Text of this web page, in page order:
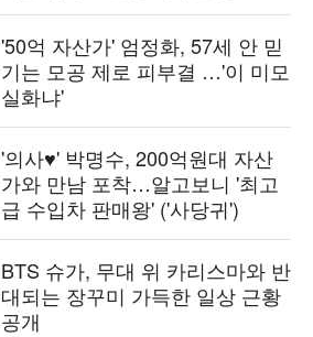
'50억 자산가' 엄정화, 57세 안 믿
기는 모공 제로 피부결 …'이 미모
실화냐'
'의사♥' 박명수, 200억원대 자산
가와 만남 포착…알고보니 '최고
급 수입차 판매왕' ('사당귀')
BTS 슈가, 무대 위 카리스마와 반
대되는 장꾸미 가득한 일상 근황
공개